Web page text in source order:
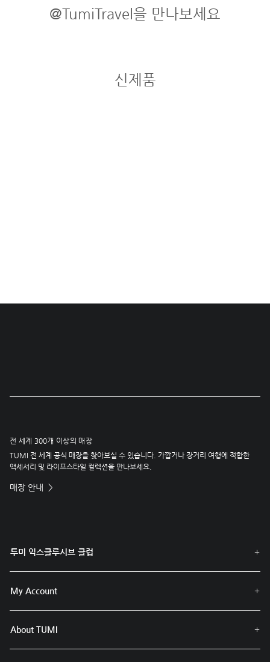
@TumiTravel을 만나보세요
신제품
전 세계 300개 이상의 매장
TUMI 전 세계 공식 매장을 찾아보실 수 있습니다. 가깝거나 장거리 여행에 적합한
액세서리 및 라이프스타일 컬렉션을 만나보세요.
매장 안내
투미 익스클루시브 클럽
My Account
About TUMI